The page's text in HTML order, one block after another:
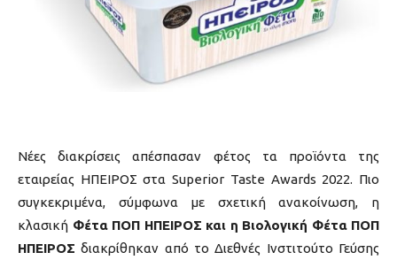
Νέες διακρίσεις απέσπασαν φέτος τα προϊόντα της
εταιρείας ΗΠΕΙΡΟΣ στα Superior Taste Awards 2022. Πιο
συγκεκριμένα, σύμφωνα με σχετική ανακοίνωση, η
κλασική Φέτα ΠΟΠ ΗΠΕΙΡΟΣ και η Βιολογική Φέτα ΠΟΠ
ΗΠΕΙΡΟΣ διακρίθηκαν από το Διεθνές Ινστιτούτο Γεύσης